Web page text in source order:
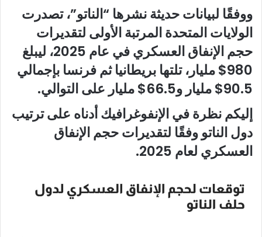
ووفقًا لبيانات حديثة نشرها “الناتو”، تصدرت
الولايات المتحدة المرتبة الأولى لتقديرات
حجم الإنفاق العسكري في عام 2025، ليبلغ
980$ مليار، تلتها بريطانيا ثم فرنسا بإجمالي
90.5$ مليار و66.5$ مليار على التوالي.
إليكم نظرة في الإنفوغرافيك أدناه على ترتيب
دول الناتو وفقًا لتقديرات حجم الإنفاق
العسكري لعام 2025.